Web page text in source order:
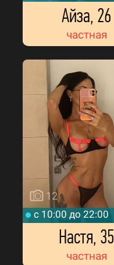
Айза, 26
частная
c 10:00 до 22:00
Настя, 35
частная
12